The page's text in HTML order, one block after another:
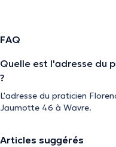
FAQ
Quelle est l'adresse du
?
L'adresse du praticien
Jaumotte 46 à Wavre.
Articles suggérés